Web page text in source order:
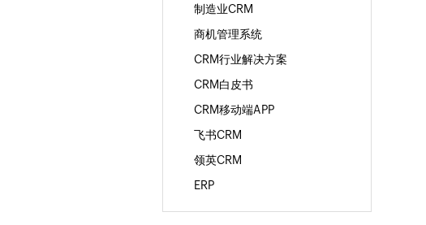
制造业CRM
商机管理系统
CRM行业解决方案
CRM白皮书
CRM移动端APP
飞书CRM
领英CRM
ERP